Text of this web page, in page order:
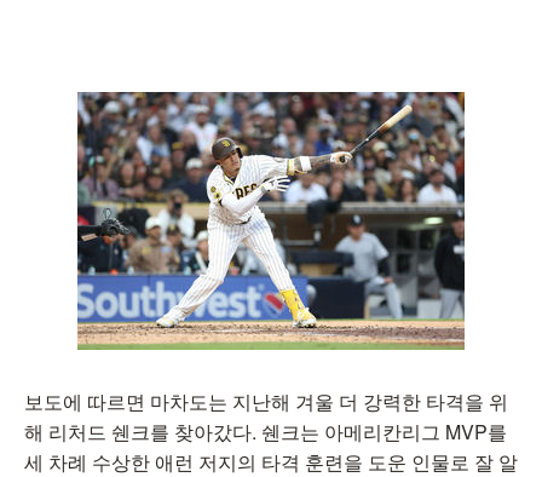
보도에 따르면 마차도는 지난해 겨울 더 강력한 타격을 위
해 리처드 쉔크를 찾아갔다. 쉔크는 아메리칸리그 MVP를
세 차례 수상한 애런 저지의 타격 훈련을 도운 인물로 잘 알